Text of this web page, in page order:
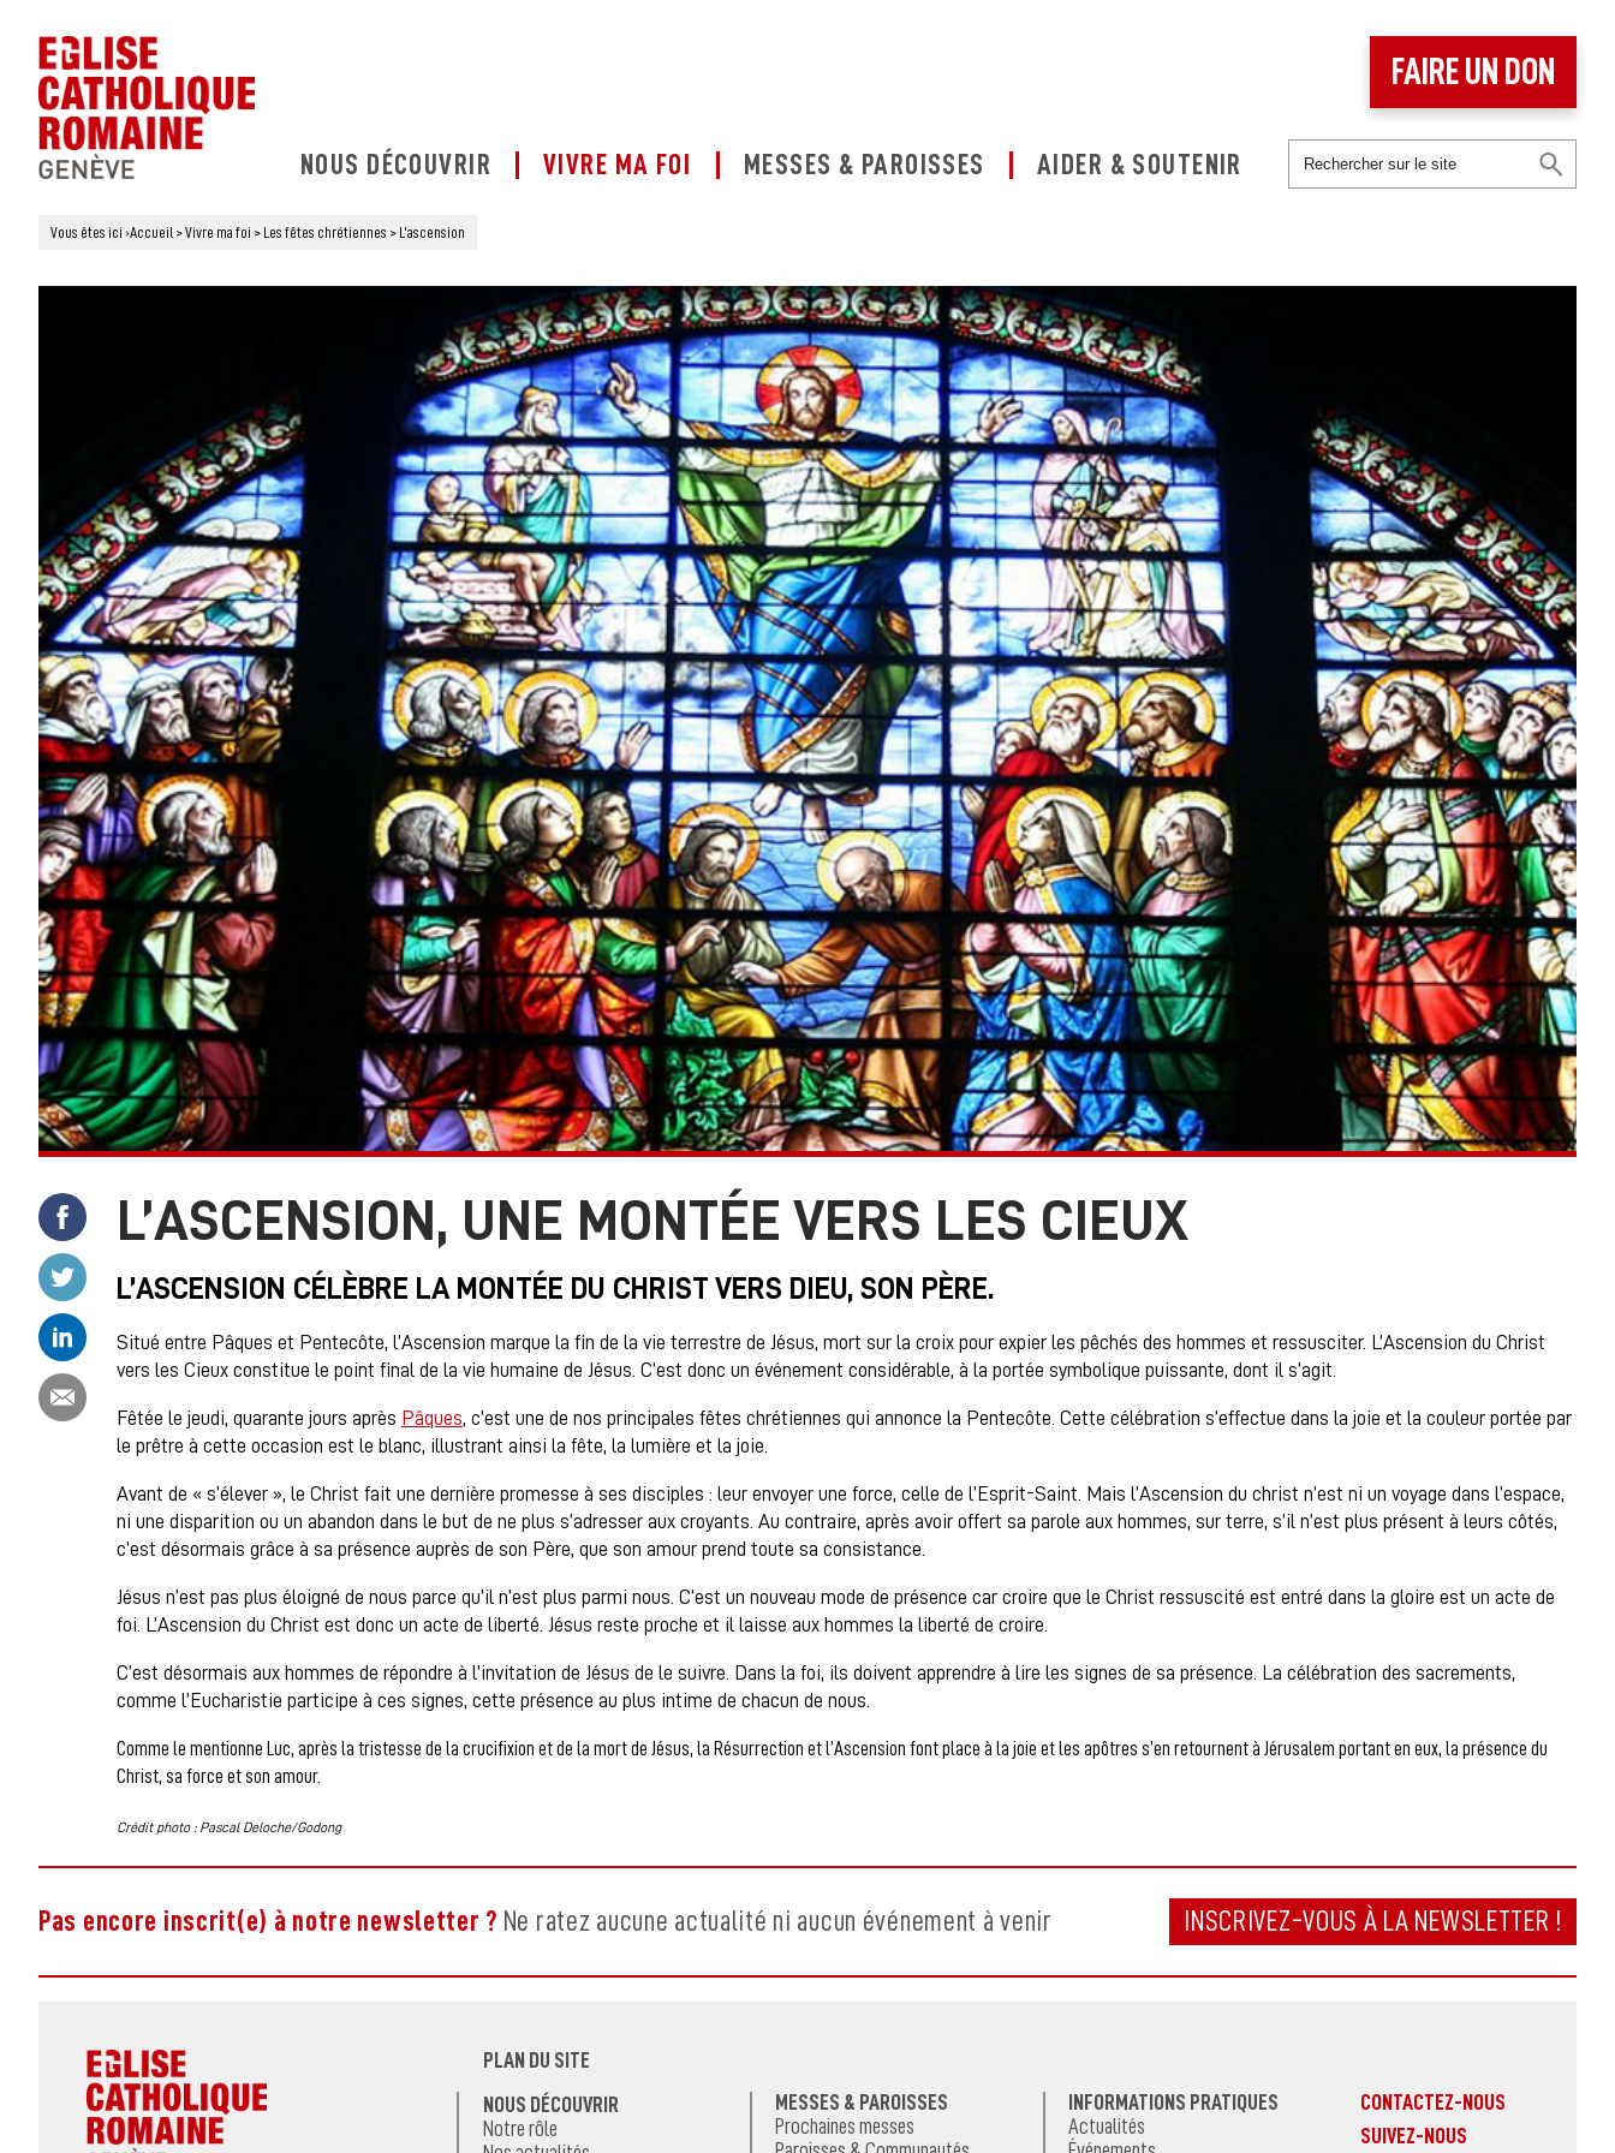
NOUS DÉCOUVRIR VIVRE MA FOI MESSES & PAROISSES AIDER & SOUTENIR
FAIRE UN DON
Vous êtes ici ›Accueil >Vivre ma foi > Les fêtes chrétiennes > L’ascension
Partager ce contenu sur Facebook
Partager ce contenu sur Twitter
Partager ce contenu par email
L’ASCENSION, UNE MONTÉE VERS LES CIEUX
L’ASCENSION CÉLÈBRE LA MONTÉE DU CHRIST VERS DIEU, SON PÈRE.
Situé entre Pâques et Pentecôte, l’Ascension marque la fin de la vie terrestre de Jésus, mort sur la croix pour expier les pêchés des hommes et ressusciter. L’Ascension du Christ
vers les Cieux constitue le point final de la vie humaine de Jésus. C’est donc un événement considérable, à la portée symbolique puissante, dont il s’agit.
Fêtée le jeudi, quarante jours après Pâques, c’est une de nos principales fêtes chrétiennes qui annonce la Pentecôte. Cette célébration s’effectue dans la joie et la couleur portée par
le prêtre à cette occasion est le blanc, illustrant ainsi la fête, la lumière et la joie.
Avant de « s’élever », le Christ fait une dernière promesse à ses disciples : leur envoyer une force, celle de l’Esprit-Saint. Mais l’Ascension du christ n’est ni un voyage dans l’espace,
ni une disparition ou un abandon dans le but de ne plus s’adresser aux croyants. Au contraire, après avoir offert sa parole aux hommes, sur terre, s’il n’est plus présent à leurs côtés,
c’est désormais grâce à sa présence auprès de son Père, que son amour prend toute sa consistance.
Jésus n’est pas plus éloigné de nous parce qu’il n’est plus parmi nous. C’est un nouveau mode de présence car croire que le Christ ressuscité est entré dans la gloire est un acte de
foi. L’Ascension du Christ est donc un acte de liberté. Jésus reste proche et il laisse aux hommes la liberté de croire.
C’est désormais aux hommes de répondre à l’invitation de Jésus de le suivre. Dans la foi, ils doivent apprendre à lire les signes de sa présence. La célébration des sacrements,
comme l’Eucharistie participe à ces signes, cette présence au plus intime de chacun de nous.
Comme le mentionne Luc, après la tristesse de la crucifixion et de la mort de Jésus, la Résurrection et l’Ascension font place à la joie et les apôtres s’en retournent à Jérusalem portant en eux, la présence du
Christ, sa force et son amour.
Crédit photo : Pascal Deloche/Godong
Pas encore inscrit(e) à notre newsletter ? Ne ratez aucune actualité ni aucun événement à venir INSCRIVEZ-VOUS À LA NEWSLETTER !
PLAN DU SITE
NOUS DÉCOUVRIR
Notre rôle
MESSES & PAROISSES
Prochaines messes
INFORMATIONS PRATIQUES
Actualités
CONTACTEZ-NOUS
SUIVEZ-NOUS